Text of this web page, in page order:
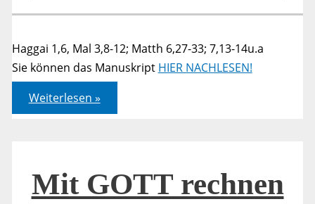
Haggai 1,6, Mal 3,8-12; Matth 6,27-33; 7,13-14u.a
Sie können das Manuskript HIER NACHLESEN!
Mit
GOTT
rechnen
Weiterlesen »
Mit GOTT rechnen